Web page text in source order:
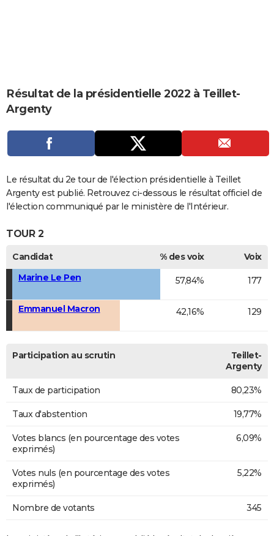
CARTE DE VOEUX
Carte de Noël
Carte Bonne année
Carte Saint-Valentin
Carte Pâques
Carte d'anniversaire
DICTIONNAIRE
Dictionnaire
Biographies
Expressions
Proverbes
PROGRAMME TV
S'inscrire
Se connecter
Lycées
Collèges
Primaires
Universités
Entreprises
Service militaire
Avis de recherche
AVIS DE DÉCÈS
Bricolage
Lifestyle
Culture
Sport
Auto
Television
Voyage
Cinema
Résultat de la présidentielle 2022 à Teillet-
Argenty
Le résultat du 2e tour de l'élection présidentielle à Teillet
Argenty est publié. Retrouvez ci-dessous le résultat officiel de
l'élection communiqué par le ministère de l'Intérieur.
TOUR 2
Candidat % des voix
Voix
Marine Le Pen
57,84% 177
Emmanuel Macron 42,16% 129
Participation au scrutin
Teillet-
Argenty
Taux de participation 80,23%
Taux d'abstention 19,77%
Votes blancs (en pourcentage des votes
exprimés)
6,09%
Votes nuls (en pourcentage des votes
exprimés)
5,22%
Nombre de votants 345